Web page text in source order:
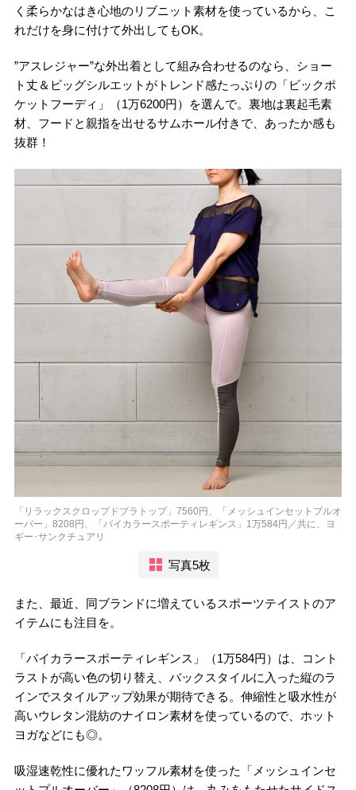
く柔らかなはき心地のリブニット素材を使っているから、こ
れだけを身に付けて外出してもOK。
”アスレジャー”な外出着として組み合わせるのなら、ショー
ト丈＆ビッグシルエットがトレンド感たっぷりの「ビックポ
ケットフーディ」（1万6200円）を選んで。裏地は裏起毛素
材、フードと親指を出せるサムホール付きで、あったか感も
抜群！
「リラックスクロップドブラトップ」7560円、「メッシュインセットプルオ
ーバー」8208円、「バイカラースポーティレギンス」1万584円／共に、ヨ
ギー･サンクチュアリ
写真5枚
また、最近、同ブランドに増えているスポーツテイストのア
イテムにも注目を。
「バイカラースポーティレギンス」（1万584円）は、コント
ラストが高い色の切り替え、バックスタイルに入った縦のラ
インでスタイルアップ効果が期待できる。伸縮性と吸水性が
高いウレタン混紡のナイロン素材を使っているので、ホット
ヨガなどにも◎。
吸湿速乾性に優れたワッフル素材を使った「メッシュインセ